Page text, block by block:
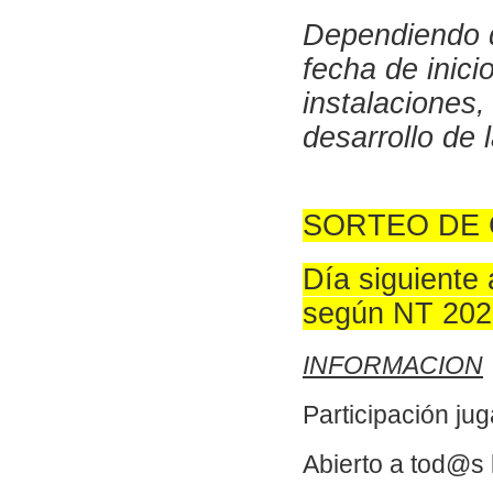
Dependiendo
fecha de
desarrollo de
SORTEO DE
Día siguiente
según NT
INFORMACION
Participación
Abierto a